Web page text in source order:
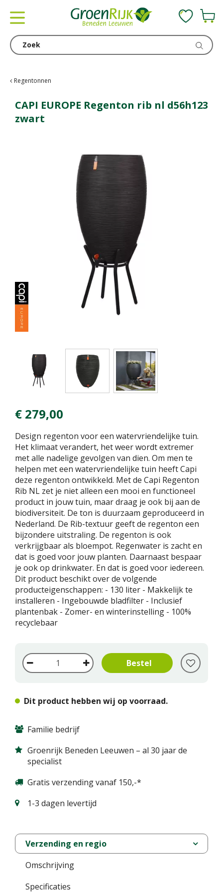
Regentonnen
CAPI EUROPE Regenton rib nl d56h123
zwart
€ 279,00
Design regenton voor een watervriendelijke tuin.
Het klimaat verandert, het weer wordt extremer
met alle nadelige gevolgen van dien. Om men te
helpen met een watervriendelijke tuin heeft Capi
deze regenton ontwikkeld. Met de Capi Regenton
Rib NL zet je niet alleen een mooi en functioneel
product in jouw tuin, maar draag je ook bij aan de
biodiversiteit. De ton is duurzaam geproduceerd in
Nederland. De Rib-textuur geeft de regenton een
bijzondere uitstraling. De regenton is ook
verkrijgbaar als bloempot. Regenwater is zacht en
dat is goed voor jouw planten. Daarnaast bespaar
je ook op drinkwater. En dat is goed voor iedereen.
Dit product beschikt over de volgende
producteigenschappen: - 130 liter - Makkelijk te
installeren - Ingebouwde bladfilter - Inclusief
plantenbak - Zomer- en winterinstelling - 100%
recyclebaar
Dit product hebben wij op voorraad.
Familie bedrijf
Groenrijk Beneden Leeuwen – al 30 jaar de
specialist
Gratis verzending vanaf 150,-*
1-3 dagen levertijd
Verzending en regio
Omschrijving
Specificaties